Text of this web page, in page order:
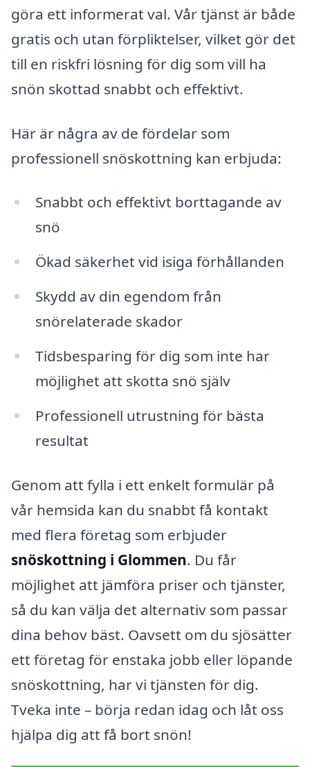
göra ett informerat val. Vår tjänst är både
gratis och utan förpliktelser, vilket gör det
till en riskfri lösning för dig som vill ha
snön skottad snabbt och effektivt.
Här är några av de fördelar som
professionell snöskottning kan erbjuda:
Snabbt och effektivt borttagande av
snö
Ökad säkerhet vid isiga förhållanden
Skydd av din egendom från
snörelaterade skador
Tidsbesparing för dig som inte har
möjlighet att skotta snö själv
Professionell utrustning för bästa
resultat
Genom att fylla i ett enkelt formulär på
vår hemsida kan du snabbt få kontakt
med flera företag som erbjuder
snöskottning i Glommen. Du får
möjlighet att jämföra priser och tjänster,
så du kan välja det alternativ som passar
dina behov bäst. Oavsett om du sjösätter
ett företag för enstaka jobb eller löpande
snöskottning, har vi tjänsten för dig.
Tveka inte – börja redan idag och låt oss
hjälpa dig att få bort snön!